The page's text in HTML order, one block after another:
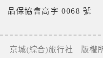
品保協會高字 0068 號
京城(綜合)旅行社 版權